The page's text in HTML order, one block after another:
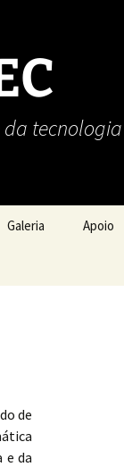
da tecnologia
Galeria Apoio
de
e da